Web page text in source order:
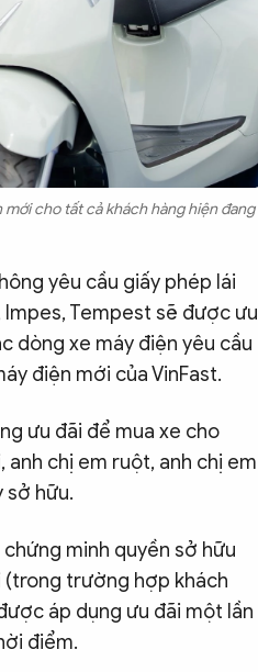
mới cho tất cả khách hàng hiện đang
yêu cầu giấy phép lái
Impes, Tempest sẽ được ưu
dòng xe máy điện yêu cầu
điện mới của VinFast.
ưu đãi để mua xe cho
chị em ruột, anh chị em
sở hữu.
minh quyền sở hữu
(trong trường hợp khách
áp dụng ưu đãi một lần
điểm.